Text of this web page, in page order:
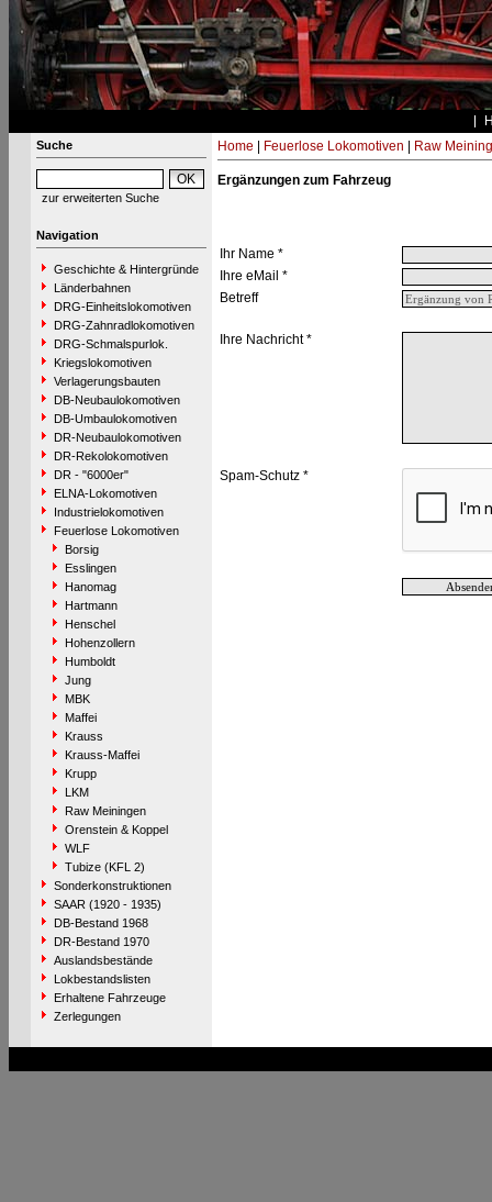
Suche
zur erweiterten Suche
Navigation
Geschichte & Hintergründe
Länderbahnen
DRG-Einheitslokomotiven
DRG-Zahnradlokomotiven
DRG-Schmalspurlok.
Kriegslokomotiven
Verlagerungsbauten
DB-Neubaulokomotiven
DB-Umbaulokomotiven
DR-Neubaulokomotiven
DR-Rekolokomotiven
DR - "6000er"
ELNA-Lokomotiven
Industrielokomotiven
Feuerlose Lokomotiven
Borsig
Esslingen
Hanomag
Hartmann
Henschel
Hohenzollern
Humboldt
Jung
MBK
Maffei
Krauss
Krauss-Maffei
Krupp
LKM
Raw Meiningen
Orenstein & Koppel
WLF
Tubize (KFL 2)
Sonderkonstruktionen
SAAR (1920 - 1935)
DB-Bestand 1968
DR-Bestand 1970
Auslandsbestände
Lokbestandslisten
Erhaltene Fahrzeuge
Zerlegungen
Home Feuerlose Lokomotiven Raw
Ergänzungen zum Fahrzeug
Ihr Name *
Ihre eMail *
Betreff
Ihre Nachricht *
Spam-Schutz *